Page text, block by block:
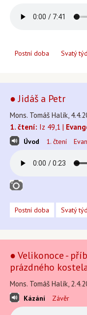
Postní doba Svatý
● Jidáš a Petr
Mons. Tomáš Halík,
1. čtení: Iz 49,1 |
Úvod 1. čtení
Postní doba Svatý
● Velikonoce -
prázdného
Mons. Tomáš Halík,
Kázání Závěr